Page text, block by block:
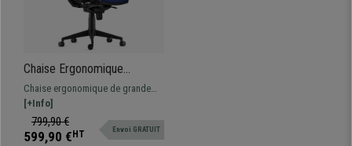
Chaise Ergonomique
OLIVER, en Tissu Bleu
Foncé, Appui-tête, Utilisation
8 Heures, Rembourrage
Epais
Chaise ergonomique de grande
qualité et confort. Modèle adapté
pour une utilisation
professionnelle, fabriqué avec des
[+Info]
799,90 €
599,90 € HT Envoi GRATUIT